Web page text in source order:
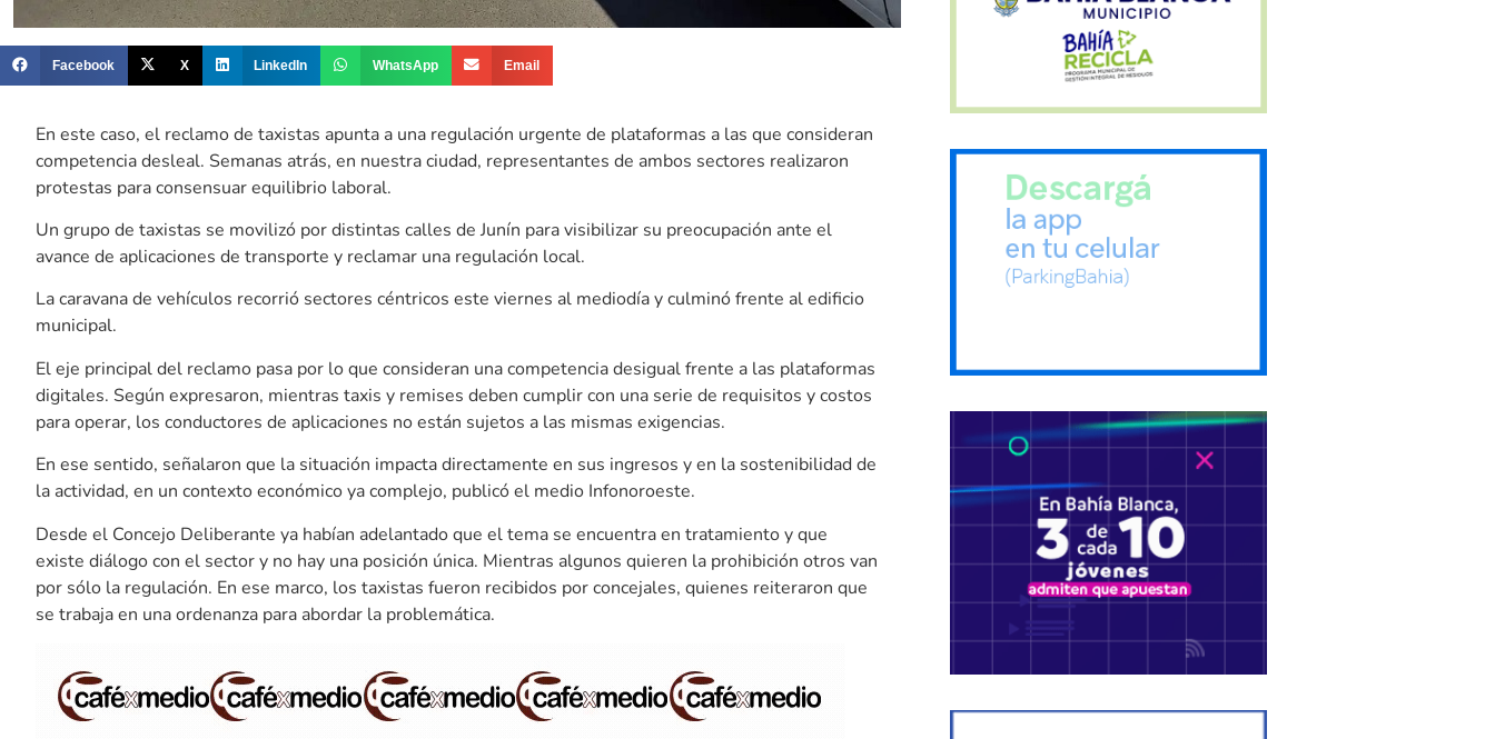
Facebook X LinkedIn WhatsApp Email
En este caso, el reclamo de taxistas apunta a una regulación urgente de plataformas a las que consideran
competencia desleal. Semanas atrás, en nuestra ciudad, representantes de ambos sectores realizaron
protestas para consensuar equilibrio laboral.
Un grupo de taxistas se movilizó por distintas calles de Junín para visibilizar su preocupación ante el
avance de aplicaciones de transporte y reclamar una regulación local.
La caravana de vehículos recorrió sectores céntricos este viernes al mediodía y culminó frente al edificio
municipal.
El eje principal del reclamo pasa por lo que consideran una competencia desigual frente a las plataformas
digitales. Según expresaron, mientras taxis y remises deben cumplir con una serie de requisitos y costos
para operar, los conductores de aplicaciones no están sujetos a las mismas exigencias.
En ese sentido, señalaron que la situación impacta directamente en sus ingresos y en la sostenibilidad de
la actividad, en un contexto económico ya complejo, publicó el medio Infonoroeste.
Desde el Concejo Deliberante ya habían adelantado que el tema se encuentra en tratamiento y que
existe diálogo con el sector y no hay una posición única. Mientras algunos quieren la prohibición otros van
por sólo la regulación. En ese marco, los taxistas fueron recibidos por concejales, quienes reiteraron que
se trabaja en una ordenanza para abordar la problemática.